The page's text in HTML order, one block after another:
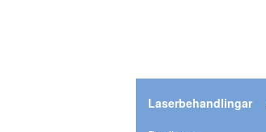
Laserbehandlingar